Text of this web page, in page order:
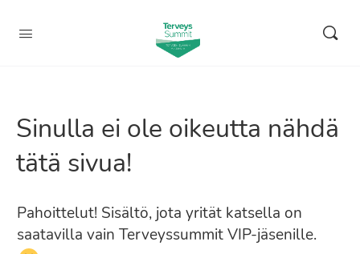
Sinulla ei ole oikeutta nähdä
tätä sivua!
Pahoittelut! Sisältö, jota yrität katsella on
saatavilla vain Terveyssummit VIP-jäsenille.